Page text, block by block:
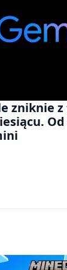
zniknie